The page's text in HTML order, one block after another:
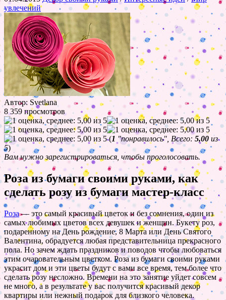
увлечений
Автор: Svetlana
8 359 просмотров
(1 "понравилось", Всего: 5,00 из
5)
Вам нужно зарегистрироваться, чтобы проголосовать.
Роза из бумаги своими руками, как
сделать розу из бумаги мастер-класс
Роза— это самый красивый цветок и без сомнения, один из
самых любимых цветов всех девушек и женщин. Букету роз,
подаренному на День рождение, 8 Марта или День Святого
Валентина, обрадуется любая представительница прекрасного
пола. Но зачем ждать праздников и поводов чтобы любоваться
этим очаровательным цветком. Роза из бумаги своими руками
украсит дом и эти цветы будут с вами все время, тем более что
сделать розу несложно. Времени на это занятие уйдет совсем
не много, а в результате у вас получится красивый декор
квартиры или нежный подарок для близкого человека.